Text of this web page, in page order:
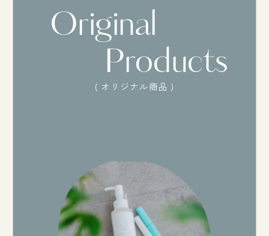
Original
Products
( オリジナル商品 )